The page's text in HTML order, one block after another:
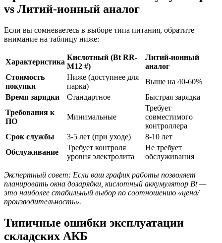
vs Литий-ионный аналог
Если вы сомневаетесь в выборе типа питания, обратите
внимание на таблицу ниже:
Характеристика
Кислотный (Bt RR-
M12 #)
Литий-ионный
аналог
Стоимость
покупки
Ниже (доступнее для
парка)
Выше на 40-60%
Время зарядки
Стандартное
Быстрая зарядка
Требования к
ПО
Минимальные
Требует
совместимого
контроллера
Срок службы
3-5 лет (при уходе)
8-10 лет
Обслуживание
Требует контроля
уровня электролита
Не требует
обслуживания
Экспертный совет: Если ваш график работы позволяет
планировать окна дозарядки, кислотный аккумулятор Bt —
это наиболее стабильный выбор по соотношению «цена/
производительность».
Типичные ошибки эксплуатации
складских АКБ